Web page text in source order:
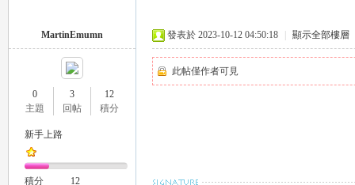
MartinEmumn
0
主題
3
回帖
12
積分
新手上路
積分 12
發表於 2023-10-12 04:50:18 顯示全部樓層
此帖僅作者可見